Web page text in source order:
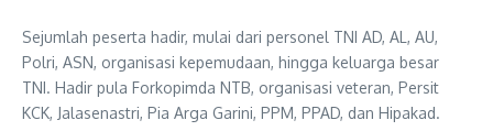
Sejumlah peserta hadir, mulai dari personel TNI AD, AL, AU,
Polri, ASN, organisasi kepemudaan, hingga keluarga besar
TNI. Hadir pula Forkopimda NTB, organisasi veteran, Persit
KCK, Jalasenastri, Pia Arga Garini, PPM, PPAD, dan Hipakad.